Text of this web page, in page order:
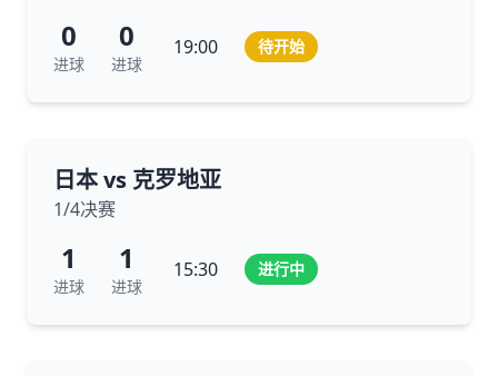
0
进球
0
进球
19:00 待开始
日本 vs 克罗地亚
1/4决赛
1
进球
1
进球
15:30 进行中